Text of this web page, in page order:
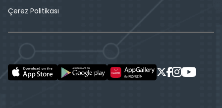
Çerez Politikası